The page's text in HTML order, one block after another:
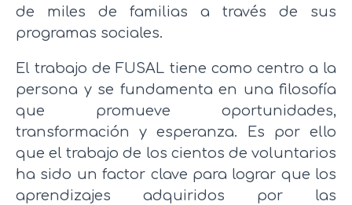
de miles de familias a través de sus
programas sociales.
El trabajo de FUSAL tiene como centro a la
persona y se fundamenta en una filosofía
que promueve oportunidades,
transformación y esperanza. Es por ello
que el trabajo de los cientos de voluntarios
ha sido un factor clave para lograr que los
aprendizajes adquiridos por las